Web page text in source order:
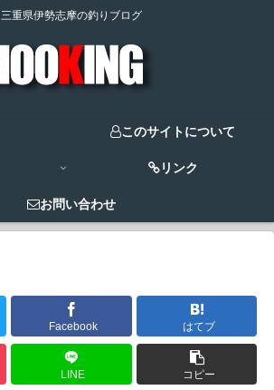
三重県伊勢志摩の釣りブログ
このサイトについて
リンク
お問い合わせ
Facebook はてブ
LINE コピー